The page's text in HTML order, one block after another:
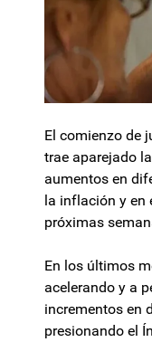
El comienzo de
trae aparejado
aumentos en
la inflación y
próximas
En los últimos
acelerando y a
incrementos en
presionando el